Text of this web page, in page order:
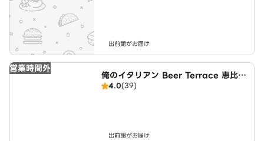
出前館がお届け
営業時間外
俺のイタリアン Beer Terrace 恵比寿
ガーデンプレイス
4.0(39)
出前館がお届け